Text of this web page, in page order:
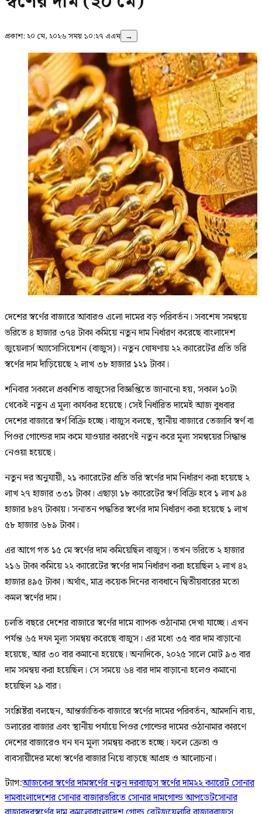
প্রকাশ: ২০ মে, ২০২৬ সময় ১০:২৭ এএম →
দেশের স্বর্ণের বাজারে আবারও এলো দামের বড় পরিবর্তন। সবশেষ সমন্বয়ে
ভরিতে ৪ হাজার ৩৭৪ টাকা কমিয়ে নতুন দাম নির্ধারণ করেছে বাংলাদেশ
জুয়েলার্স অ্যাসোসিয়েশন (বাজুস)। নতুন ঘোষণায় ২২ ক্যারেটের প্রতি ভরি
স্বর্ণের দাম দাঁড়িয়েছে ২ লাখ ৩৮ হাজার ১২১ টাকা।
শনিবার সকালে প্রকাশিত বাজুসের বিজ্ঞপ্তিতে জানানো হয়, সকাল ১০টা
থেকেই নতুন এ মূল্য কার্যকর হয়েছে। সেই নির্ধারিত দামেই আজ বুধবার
দেশের বাজারে স্বর্ণ বিক্রি হচ্ছে। বাজুস বলছে, স্থানীয় বাজারে তেজাবি স্বর্ণ বা
পিওর গোল্ডের দাম কমে যাওয়ার কারণেই নতুন করে মূল্য সমন্বয়ের সিদ্ধান্ত
নেওয়া হয়েছে।
নতুন দর অনুযায়ী, ২১ ক্যারেটের প্রতি ভরি স্বর্ণের দাম নির্ধারণ করা হয়েছে ২
লাখ ২৭ হাজার ৩৩১ টাকা। এছাড়া ১৮ ক্যারেটের স্বর্ণ বিক্রি হবে ১ লাখ ৯৪
হাজার ৮৪৭ টাকায়। সনাতন পদ্ধতির স্বর্ণের দাম নির্ধারণ করা হয়েছে ১ লাখ
৫৮ হাজার ৬৮৯ টাকা।
এর আগে গত ১৫ মে স্বর্ণের দাম কমিয়েছিল বাজুস। তখন ভরিতে ২ হাজার
২১৬ টাকা কমিয়ে ২২ ক্যারেটের স্বর্ণের দাম নির্ধারণ করা হয়েছিল ২ লাখ ৪২
হাজার ৪৯৫ টাকা। অর্থাৎ, মাত্র কয়েক দিনের ব্যবধানে দ্বিতীয়বারের মতো
কমল স্বর্ণের দাম।
চলতি বছরে দেশের বাজারে স্বর্ণের দামে ব্যাপক ওঠানামা দেখা যাচ্ছে। এখন
পর্যন্ত ৬৫ দফা মূল্য সমন্বয় করেছে বাজুস। এর মধ্যে ৩৫ বার দাম বাড়ানো
হয়েছে, আর ৩০ বার কমানো হয়েছে। অন্যদিকে, ২০২৫ সালে মোট ৯৩ বার
দাম সমন্বয় করা হয়েছিল। সে সময়ে ৬৪ বার দাম বাড়ানো হলেও কমানো
হয়েছিল ২৯ বার।
সংশ্লিষ্টরা বলছেন, আন্তর্জাতিক বাজারে স্বর্ণের দামের পরিবর্তন, আমদানি ব্যয়,
ডলারের বাজার এবং স্থানীয় পর্যায়ে পিওর গোল্ডের দামের ওঠানামার কারণে
দেশের বাজারেও ঘন ঘন মূল্য সমন্বয় করতে হচ্ছে। ফলে ক্রেতা ও
ব্যবসায়ীদের মধ্যে স্বর্ণের বাজার নিয়ে বাড়ছে আগ্রহ ও আলোচনা।
ট্যাগ:আজকের স্বর্ণের দামস্বর্ণের নতুন দরবাজুস স্বর্ণের দাম২২ ক্যারেট সোনার
দামবাংলাদেশের সোনার বাজারভরিতে সোনার দামগোল্ড আপডেটসোনার